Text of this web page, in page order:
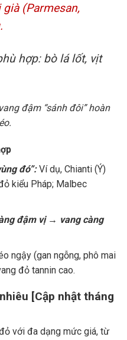
già (Parmesan,
hợp: bò lá lốt, vịt
đậm “sánh đôi” hoàn
đó”:Ví dụ, Chianti (Ý)
kiểu Pháp; Malbec
đậm vị → vang càng
ngậy (gan ngỗng, phô mai
đỏ tannin cao.
[Cập nhật tháng
với đa dạng mức giá, từ